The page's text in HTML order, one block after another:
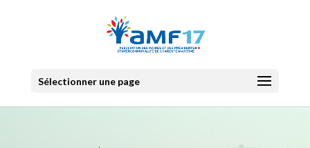
Sélectionner une page